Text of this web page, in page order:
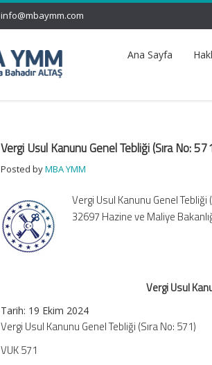
info@mbaymm.com
Ana Sayfa
Vergi Usul Kanunu Genel Tebliği (Sıra No:
Posted byMBA YMM
Vergi Usul Kanunu Genel Tebliği
32697 Hazine ve Maliye
Vergi Usul
Tarih: 19 Ekim 2024
Vergi Usul Kanunu Genel Tebliği (Sıra No: 571)
VUK 571